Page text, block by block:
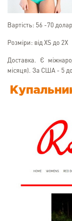
Вартість: 56 -70
Розміри: від XS до 2X
Доставка. Є
місяця). За США - 5